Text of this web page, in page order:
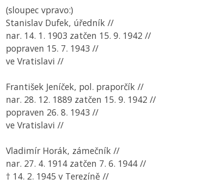
(sloupec vpravo:)
Stanislav Dufek, úředník //
nar. 14. 1. 1903 zatčen 15. 9. 1942 //
popraven 15. 7. 1943 //
ve Vratislavi //
František Jeníček, pol. praporčík //
nar. 28. 12. 1889 zatčen 15. 9. 1942 //
popraven 26. 8. 1943 //
ve Vratislavi //
Vladimír Horák, zámečník //
nar. 27. 4. 1914 zatčen 7. 6. 1944 //
† 14. 2. 1945 v Terezíně //